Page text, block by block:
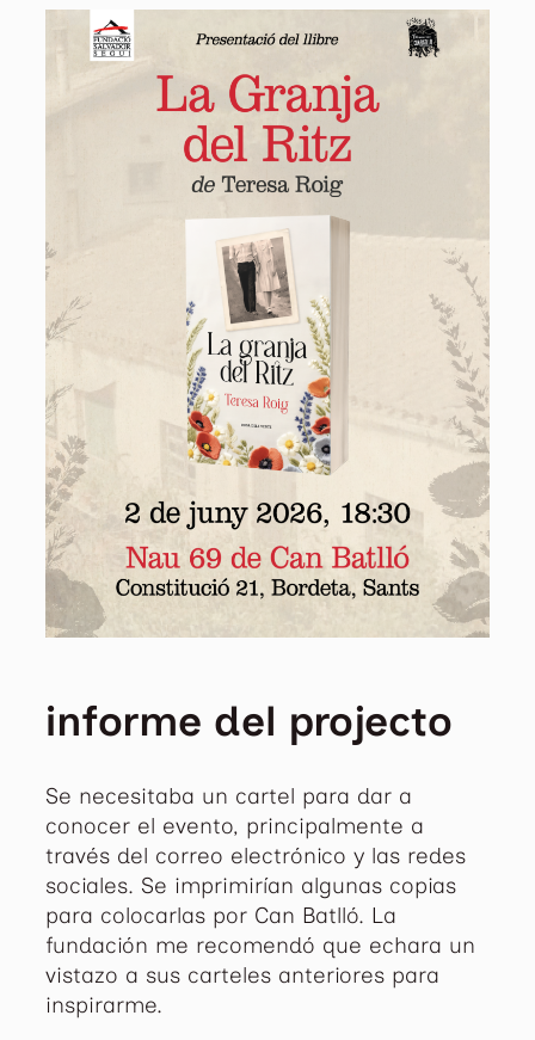
informe del projecto
Se necesitaba un cartel para dar a
conocer el evento, principalmente a
través del correo electrónico y las redes
sociales. Se imprimirían algunas copias
para colocarlas por Can Batlló. La
fundación me recomendó que echara un
vistazo a sus carteles anteriores para
inspirarme.